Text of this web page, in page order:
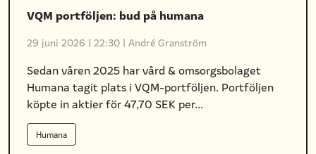
VQM portföljen: bud på humana
29 juni 2026 | 22:30 | André Granström
Sedan våren 2025 har vård & omsorgsbolaget
Humana tagit plats i VQM-portföljen. Portföljen
köpte in aktier för 47,70 SEK per...
Humana